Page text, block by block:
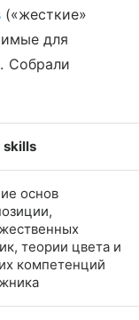
(«жесткие»
для
Собрали
skills
основ
теории цвета и
компетенций